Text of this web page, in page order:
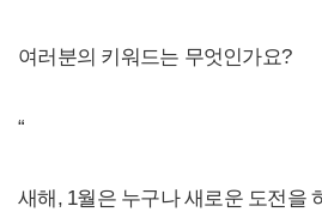
여러분의 키워드는 무엇인가요?
“
새해, 1월은 누구나 새로운 도전을